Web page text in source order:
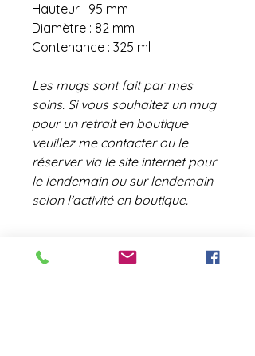
Hauteur : 95 mm
Diamètre : 82 mm
Contenance : 325 ml
Les mugs sont fait par mes
soins. Si vous souhaitez un mug
pour un retrait en boutique
veuillez me contacter ou le
réserver via le site internet pour
le lendemain ou sur lendemain
selon l'activité en boutique.